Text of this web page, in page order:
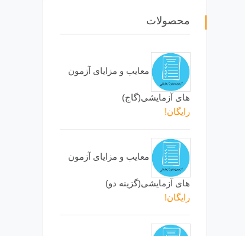
محصولات
معایب و مزایای آزمون
های آزمایشی(گاج)
رایگان!
معایب و مزایای آزمون
های آزمایشی(گزینه دو)
رایگان!